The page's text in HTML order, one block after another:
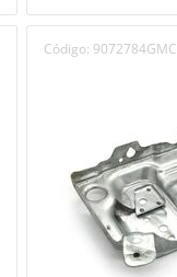
Código: 9072784GMC